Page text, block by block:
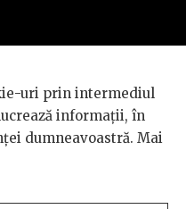
toate drepturile rezervate.
GROUPE SOCIÉTÉ
uri prin intermediul
informații, în
dumneavoastră. Mai